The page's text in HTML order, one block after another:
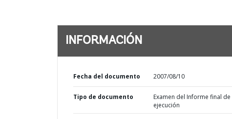
INFORMACIÓN
Fecha del documento 2007/08/10
Tipo de documento
Examen del Informe final de
ejecución